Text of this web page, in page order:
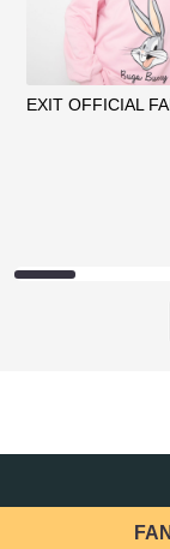
EXIT OFFICIAL